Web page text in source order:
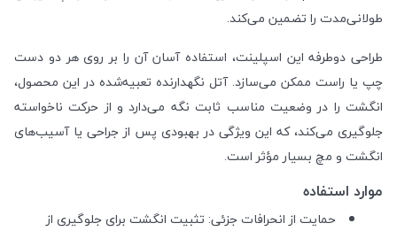
طولانی‌مدت را تضمین می‌کند.
طراحی دوطرفه این اسپلینت، استفاده آسان آن را بر روی هر دو دست
چپ یا راست ممکن می‌سازد. آتل نگهدارنده تعبیه‌شده در این محصول،
انگشت را در وضعیت مناسب ثابت نگه می‌دارد و از حرکت ناخواسته
جلوگیری می‌کند، که این ویژگی در بهبودی پس از جراحی یا آسیب‌های
انگشت و مچ بسیار مؤثر است.
موارد استفاده
حمایت از انحرافات جزئی: تثبیت انگشت برای جلوگیری از